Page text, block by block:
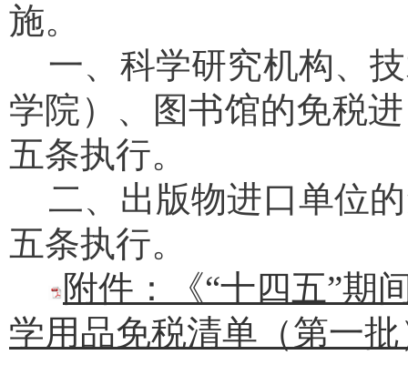
施。
一、科学研究机构、
学院）、图书馆的免税
五条执行。
二、出版物进口单位
五条执行。
附件：《“十四五”期
学用品免税清单（第一